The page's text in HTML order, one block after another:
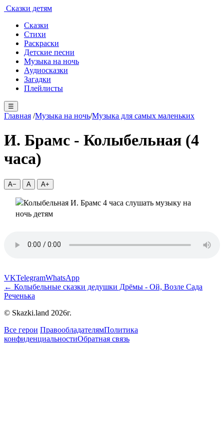
Сказки детям
Сказки
Стихи
Раскраски
Детские песни
Музыка на ночь
Аудиосказки
Загадки
Плейлисты
☰
Главная /Музыка на ночь/Музыка для самых маленьких
И. Брамс - Колыбельная (4
часа)
A− A A+
VKTelegramWhatsApp
← Колыбельные сказки дедушки Дрёмы - Ой, Возле Сада
Реченька
© Skazki.land 2026г.
Все герои ПравообладателямПолитика
конфиденциальностиОбратная связь